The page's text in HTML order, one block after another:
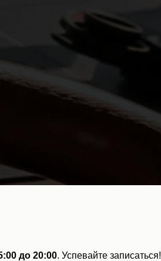
до 20:00. Успевайте записаться!